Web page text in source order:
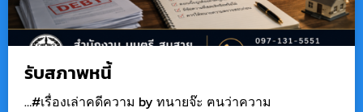
รับสภาพหนี้
…#เรื่องเล่าคดีความ by ทนายจ๊ะ ฅนว่าความ